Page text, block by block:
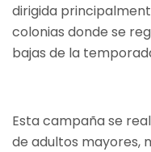
dirigida
colonias donde se
bajas de la
Esta campaña se
de adultos mayores,